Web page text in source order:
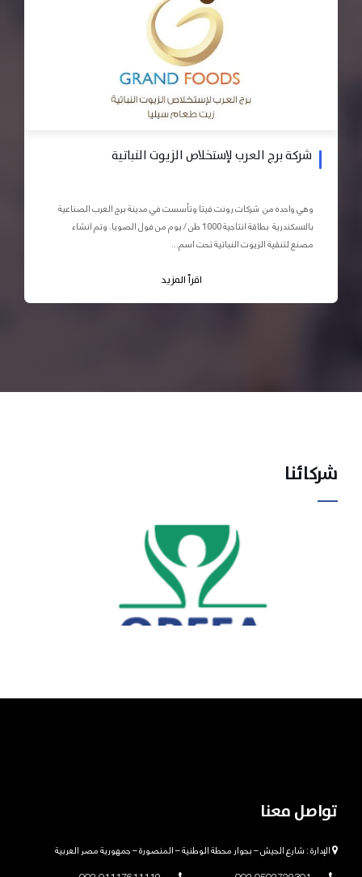
شركة برج العرب لإستخلاص الزيوت النباتية
وهي واحده من شركات رونت فيتا وتأسست في مدينة برج العرب الصناعية
بالاسكندرية بطاقة انتاجية 1000 طن / يوم من فول الصويا. وتم انشاء
مصنع لتنقية الزيوت النباتية تحت اسم...
اقرأ المزيد
شركائنا
تواصل معنا
الإدارة : شارع الجيش – بجوار محطة الوطنية – المنصورة – جمهورية مصر العربية